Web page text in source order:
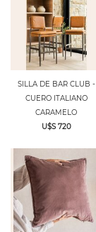
SILLA DE BAR CLUB -
CUERO ITALIANO
CARAMELO
U$S 720